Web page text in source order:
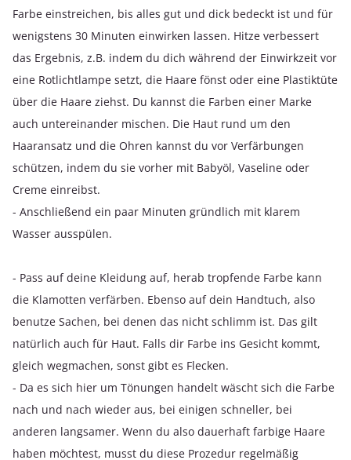
Farbe einstreichen, bis alles gut und dick bedeckt ist und für
wenigstens 30 Minuten einwirken lassen. Hitze verbessert
das Ergebnis, z.B. indem du dich während der Einwirkzeit vor
eine Rotlichtlampe setzt, die Haare fönst oder eine Plastiktüte
über die Haare ziehst. Du kannst die Farben einer Marke
auch untereinander mischen. Die Haut rund um den
Haaransatz und die Ohren kannst du vor Verfärbungen
schützen, indem du sie vorher mit Babyöl, Vaseline oder
Creme einreibst.
- Anschließend ein paar Minuten gründlich mit klarem
Wasser ausspülen.
- Pass auf deine Kleidung auf, herab tropfende Farbe kann
die Klamotten verfärben. Ebenso auf dein Handtuch, also
benutze Sachen, bei denen das nicht schlimm ist. Das gilt
natürlich auch für Haut. Falls dir Farbe ins Gesicht kommt,
gleich wegmachen, sonst gibt es Flecken.
- Da es sich hier um Tönungen handelt wäscht sich die Farbe
nach und nach wieder aus, bei einigen schneller, bei
anderen langsamer. Wenn du also dauerhaft farbige Haare
haben möchtest, musst du diese Prozedur regelmäßig